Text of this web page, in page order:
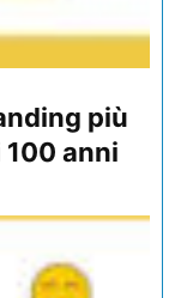
più
anni